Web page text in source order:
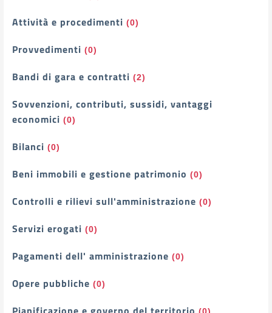
Attività e procedimenti (0)
Provvedimenti (0)
Bandi di gara e contratti (2)
Sovvenzioni, contributi, sussidi, vantaggi
economici (0)
Bilanci (0)
Beni immobili e gestione patrimonio (0)
Controlli e rilievi sull'amministrazione (0)
Servizi erogati (0)
Pagamenti dell' amministrazione (0)
Opere pubbliche (0)